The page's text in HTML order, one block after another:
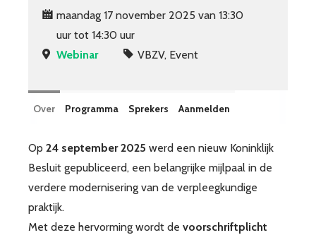
maandag 17 november 2025 van 13:30
uur tot 14:30 uur
Webinar
VBZV, Event
Over Programma Sprekers Aanmelden
Op24 september 2025 werd een nieuw Koninklijk
Besluit gepubliceerd, een belangrijke mijlpaal in de
verdere modernisering van de verpleegkundige
praktijk.
Met deze hervorming wordt devoorschriftplicht